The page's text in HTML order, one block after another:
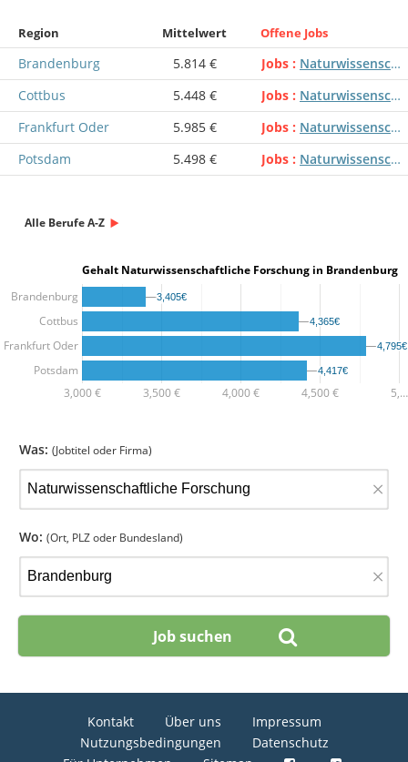
Region Mittelwert Offene Jobs
Brandenburg 5.814 € Jobs
Naturwissenschaftliche Forschung
Cottbus
5.448 € Jobs
Naturwissenschaftliche Forschung
Frankfurt Oder
5.985 € Jobs
Naturwissenschaftliche Forschung
Potsdam
5.498 € Jobs Naturwissenschaftliche Forschung
Alle Berufe A-Z
Gehalt Naturwissenschaftliche Forschung in Brandenburg
3,000 € 3,500 € 4,000 € 4,500 € 5,…
Brandenburg
Cottbus
Frankfurt Oder
Potsdam
3,405€
3,405€
4,365€
4,365€
4,795€
4,795€
4,417€
4,417€
Was: (Jobtitel oder Firma)
×
Wo: (Ort, PLZ oder Bundesland)
×
Kontakt Über uns
Impressum
Nutzungsbedingungen
Datenschutz